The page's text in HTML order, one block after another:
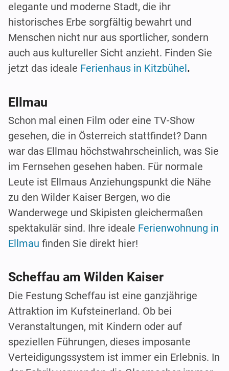
elegante und moderne Stadt, die ihr
historisches Erbe sorgfältig bewahrt und
Menschen nicht nur aus sportlicher, sondern
auch aus kultureller Sicht anzieht. Finden Sie
jetzt das ideale Ferienhaus in Kitzbühel.
Ellmau
Schon mal einen Film oder eine TV-Show
gesehen, die in Österreich stattfindet? Dann
war das Ellmau höchstwahrscheinlich, was Sie
im Fernsehen gesehen haben. Für normale
Leute ist Ellmaus Anziehungspunkt die Nähe
zu den Wilder Kaiser Bergen, wo die
Wanderwege und Skipisten gleichermaßen
spektakulär sind. Ihre ideale Ferienwohnung in
Ellmau finden Sie direkt hier!
Scheffau am Wilden Kaiser
Die Festung Scheffau ist eine ganzjährige
Attraktion im Kufsteinerland. Ob bei
Veranstaltungen, mit Kindern oder auf
speziellen Führungen, dieses imposante
Verteidigungssystem ist immer ein Erlebnis. In